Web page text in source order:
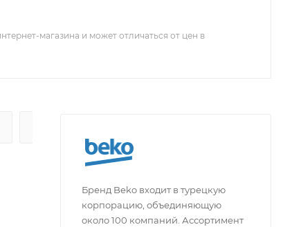
магазина и может отличаться от цен в
Бренд Beko входит в турецкую
корпорацию, объединяющую
около 100 компаний. Ассортимент